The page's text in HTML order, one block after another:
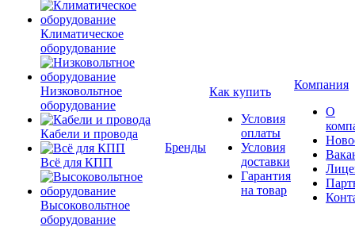
Климатическое
оборудование
Низковольтное
оборудование
Кабели и провода
Всё для КПП
Высоковольтное
оборудование
Бренды
Как купить
Условия
оплаты
Условия
доставки
Гарантия
на товар
Компания
О